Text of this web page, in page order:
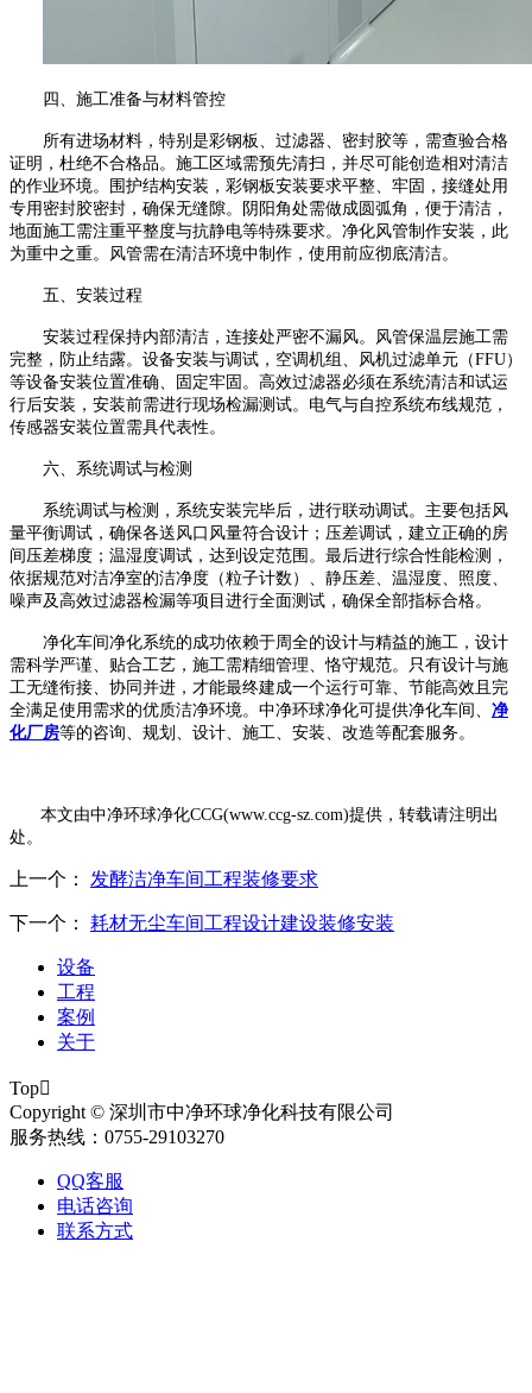
四、施工准备与材料管控
所有进场材料，特别是彩钢板、过滤器、密封胶等，需查验合格
证明，杜绝不合格品。施工区域需预先清扫，并尽可能创造相对清洁
的作业环境。围护结构安装，彩钢板安装要求平整、牢固，接缝处用
专用密封胶密封，确保无缝隙。阴阳角处需做成圆弧角，便于清洁，
地面施工需注重平整度与抗静电等特殊要求。净化风管制作安装，此
为重中之重。风管需在清洁环境中制作，使用前应彻底清洁。
五、安装过程
安装过程保持内部清洁，连接处严密不漏风。风管保温层施工需
完整，防止结露。设备安装与调试，空调机组、风机过滤单元（FFU）
等设备安装位置准确、固定牢固。高效过滤器必须在系统清洁和试运
行后安装，安装前需进行现场检漏测试。电气与自控系统布线规范，
传感器安装位置需具代表性。
六、系统调试与检测
系统调试与检测，系统安装完毕后，进行联动调试。主要包括风
量平衡调试，确保各送风口风量符合设计；压差调试，建立正确的房
间压差梯度；温湿度调试，达到设定范围。最后进行综合性能检测，
依据规范对洁净室的洁净度（粒子计数）、静压差、温湿度、照度、
噪声及高效过滤器检漏等项目进行全面测试，确保全部指标合格。
净化车间净化系统的成功依赖于周全的设计与精益的施工，设计
需科学严谨、贴合工艺，施工需精细管理、恪守规范。只有设计与施
工无缝衔接、协同并进，才能最终建成一个运行可靠、节能高效且完
全满足使用需求的优质洁净环境。中净环球净化可提供净化车间、 净
化厂房等的咨询、规划、设计、施工、安装、改造等配套服务。
本文由中净环球净化CCG(www.ccg-sz.com)提供，转载请注明出
处。
上一个： 发酵洁净车间工程装修要求
下一个： 耗材无尘车间工程设计建设装修安装
设备
工程
案例
关于
Top
Copyright © 深圳市中净环球净化科技有限公司
服务热线：0755-29103270
QQ客服
电话咨询
联系方式